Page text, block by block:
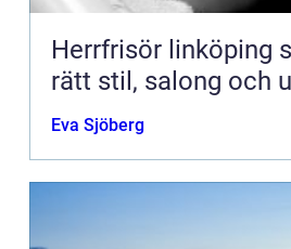
Herrfrisör linköping så hittar män
rätt stil, salong och
Eva Sjöberg